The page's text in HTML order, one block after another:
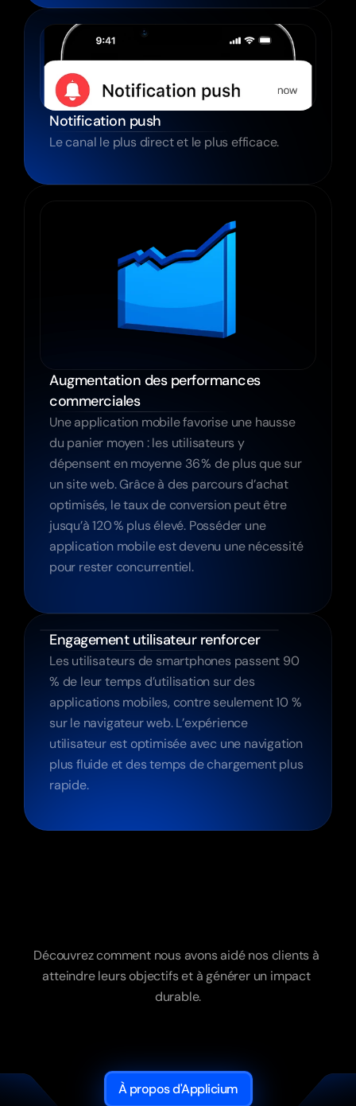
Notification push
Le canal le plus direct et le plus efficace.
Augmentation des performances
commerciales
Une application mobile favorise une hausse
du panier moyen : les utilisateurs y
dépensent en moyenne 36 % de plus que sur
un site web. Grâce à des parcours d’achat
optimisés, le taux de conversion peut être
jusqu’à 120 % plus élevé. Posséder une
application mobile est devenu une nécessité
pour rester concurrentiel.
Engagement utilisateur renforcer
Les utilisateurs de smartphones passent 90
% de leur temps d’utilisation sur des
applications mobiles, contre seulement 10 %
sur le navigateur web. L’expérience
utilisateur est optimisée avec une navigation
plus fluide et des temps de chargement plus
rapide.
Découvrez comment nous avons aidé nos clients à
atteindre leurs objectifs et à générer un impact
durable.
À propos d'Applicium